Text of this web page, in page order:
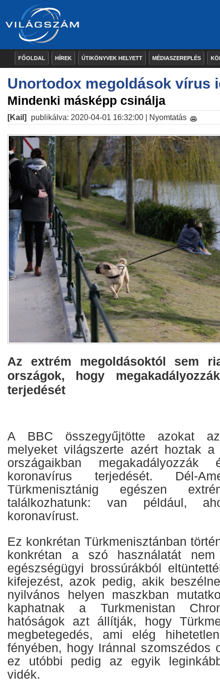
FŐOLDAL HÍREK ÚTIKÖNYVEK HELYETT MÉDIASZEREPLÉS
Unortodox megoldások vírus
Mindenki másképp csinálja
[Kail] publikálva: 2020-04-01 16:32:00 | Nyomtatás
Az extrém megoldásoktól sem
országok, hogy
terjedését
A BBC összegyűjtötte azokat az
melyeket világszerte azért hoztak a
országaikban
koronavírus terjedését. Dél-
Türkmenisztánig egészen
találkozhatunk: van például,
koronavírust.
Ez konkrétan Türkmenisztánban
konkrétan a szó használatát
egészségügyi brossúrákból
kifejezést, azok pedig, akik
nyilvános helyen maszkban
kaphatnak a Turkmenistan
hatóságok azt állítják, hogy
megbetegedés, ami elég
fényében, hogy Iránnal szomszédos
ez utóbbi pedig az egyik
vidék.